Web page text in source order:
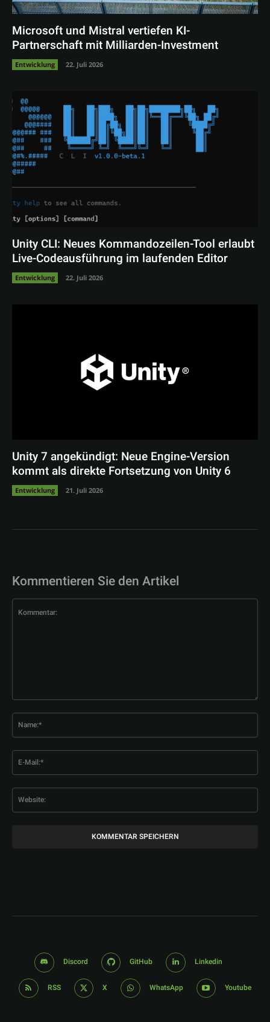
Microsoft und Mistral vertiefen KI-
Partnerschaft mit Milliarden-Investment
Entwicklung 22. Juli 2026
Unity CLI: Neues Kommandozeilen-Tool erlaubt
Live-Codeausführung im laufenden Editor
Entwicklung 22. Juli 2026
Unity 7 angekündigt: Neue Engine-Version
kommt als direkte Fortsetzung von Unity 6
Entwicklung 21. Juli 2026
Kommentieren Sie den Artikel
Discord GitHub Linkedin
RSS X WhatsApp Youtube